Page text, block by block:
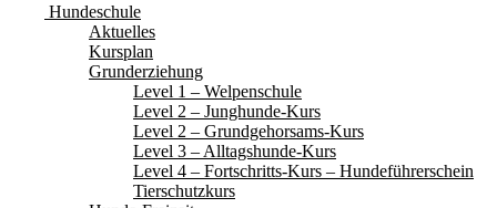
Hundeschule
Aktuelles
Kursplan
Grunderziehung
Level 1 – Welpenschule
Level 2 – Junghunde-Kurs
Level 2 – Grundgehorsams-Kurs
Level 3 – Alltagshunde-Kurs
Level 4 – Fortschritts-Kurs – Hundeführerschein
Tierschutzkurs